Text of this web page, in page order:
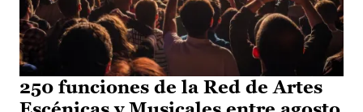
250 funciones de la Red de Artes